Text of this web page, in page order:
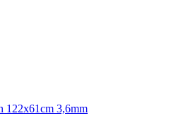
122x61cm 3,6mm